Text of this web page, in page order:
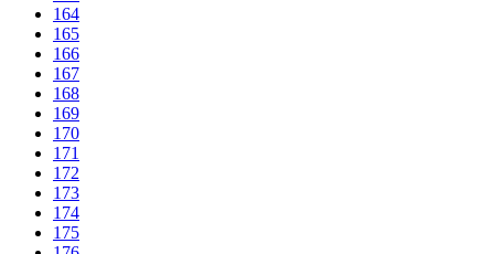
164
165
166
167
168
169
170
171
172
173
174
175